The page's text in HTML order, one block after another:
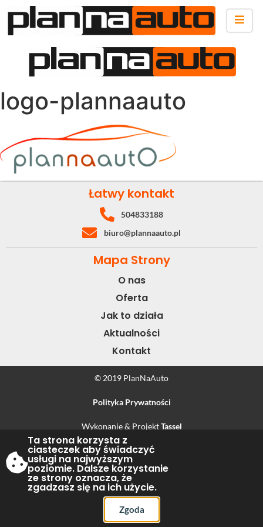
logo-plannaauto
Łatwy kontakt
504833188
biuro@plannaauto.pl
Mapa Strony
O nas
Oferta
Jak to działa
Aktualności
Kontakt
© 2019 PlanNaAuto
Polityka Prywatności
Wykonanie & ProjektTassel
Ta strona korzysta z
ciasteczek aby świadczyć
usługi na najwyższym
poziomie. Dalsze korzystanie
ze strony oznacza, że
zgadzasz się na ich użycie.
Zgoda